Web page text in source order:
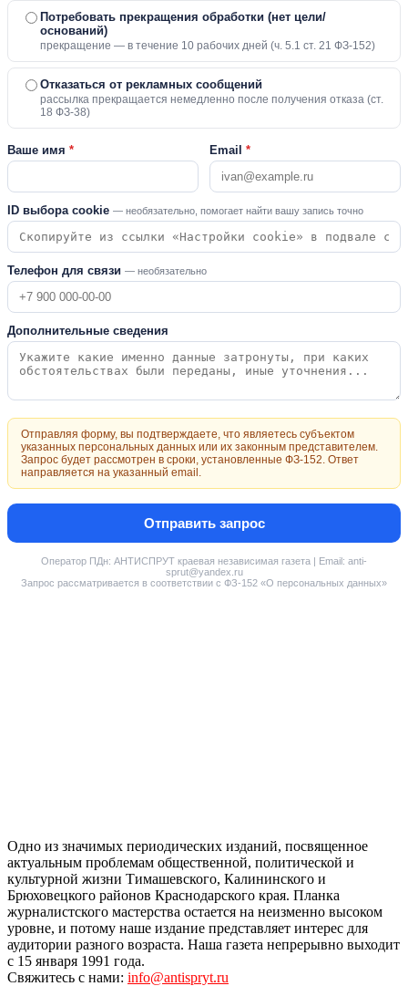
Потребовать прекращения обработки (нет цели/
оснований)
прекращение — в течение 10 рабочих дней (ч. 5.1 ст. 21 ФЗ-152)
Отказаться от рекламных сообщений
рассылка прекращается немедленно после получения отказа (ст.
18 ФЗ-38)
Ваше имя * Email *
ID выбора cookie — необязательно, помогает найти вашу запись точно
Телефон для связи — необязательно
Дополнительные сведения
Отправляя форму, вы подтверждаете, что являетесь субъектом
указанных персональных данных или их законным представителем.
Запрос будет рассмотрен в сроки, установленные ФЗ-152. Ответ
направляется на указанный email.
Отправить запрос
Оператор ПДн: АНТИСПРУТ краевая независимая газета | Email: anti-
sprut@yandex.ru
Запрос рассматривается в соответствии с ФЗ-152 «О персональных данных»
Одно из значимых периодических изданий, посвященное
актуальным проблемам общественной, политической и
культурной жизни Тимашевского, Калининского и
Брюховецкого районов Краснодарского края. Планка
журналистского мастерства остается на неизменно высоком
уровне, и потому наше издание представляет интерес для
аудитории разного возраста. Наша газета непрерывно выходит
с 15 января 1991 года.
Свяжитесь с нами: info@antispryt.ru